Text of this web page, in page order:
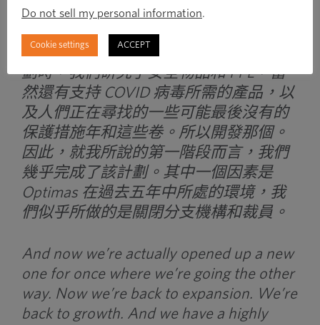
戶提供的經典添加產品分類。
因此，您知道，當我們研究這方面的計
劃時，我們研究了安全物品和 PPE，當
然還有支持 COVID 病毒所需的產品，以
及人們正在尋找的一些可能最後沒有的
保護措施年和這些卷。所以開發那個。
因此，就我所說的第一階段而言，我們
幾乎完成了該計劃。其中一個因素是
Optimas 在過去五年中所處的環境，我
們似乎所做的是關閉分支機構和裁員。
And now we’re actually opened up a new
one for once where we’re going the other
way. Now we’re back to expansion. We’re
back to growth. And we have a highly
Do not sell my personal information.
Cookie settings ACCEPT